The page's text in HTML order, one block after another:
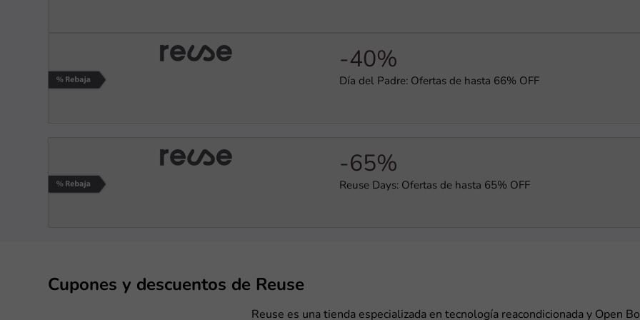
-40%
Día del Padre: Ofertas de hasta 66% OFF
-65%
Reuse Days: Ofertas de hasta 65% OFF
Cupones y descuentos de Reuse
Reuse es una tienda especializada en tecnología reacondicionada y Open